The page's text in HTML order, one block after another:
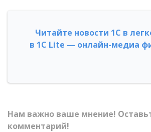
Читайте новости 1С в
в 1С Lite — онлайн-медиа
Нам важно ваше мнение!
комментарий!